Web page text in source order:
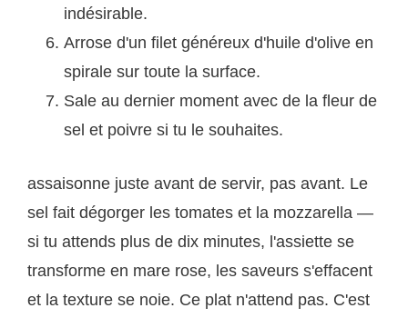
indésirable.
Arrose d'un filet généreux d'huile d'olive en
spirale sur toute la surface.
Sale au dernier moment avec de la fleur de
sel et poivre si tu le souhaites.
assaisonne juste avant de servir, pas avant. Le
sel fait dégorger les tomates et la mozzarella —
si tu attends plus de dix minutes, l'assiette se
transforme en mare rose, les saveurs s'effacent
et la texture se noie. Ce plat n'attend pas. C'est